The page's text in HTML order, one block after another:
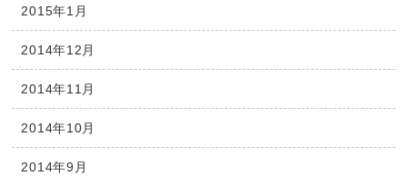
2015年1月
2014年12月
2014年11月
2014年10月
2014年9月